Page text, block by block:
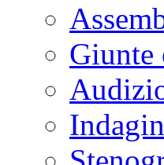
Giunte